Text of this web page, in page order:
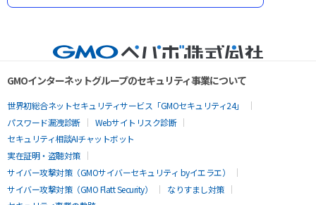
GMOインターネットグループのセキュリティ事業について
世界初総合ネットセキュリティサービス「GMOセキュリティ24」
パスワード漏洩診断
Webサイトリスク診断
セキュリティ相談AIチャットボット
実在証明・盗聴対策
サイバー攻撃対策（GMOサイバーセキュリティ byイエラエ）
サイバー攻撃対策（GMO Flatt Security）
なりすまし対策